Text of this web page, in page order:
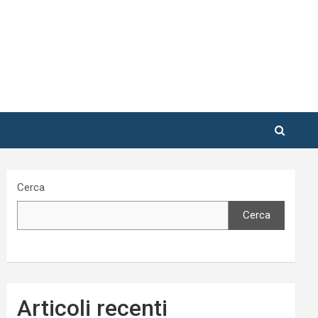
Cerca
Cerca
Articoli recenti